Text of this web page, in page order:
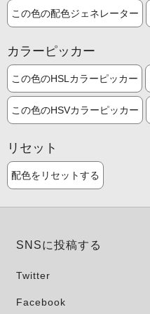
この色の配色ジェネレーター
カラーピッカー
この色のHSLカラーピッカー
この色のHSVカラーピッカー
リセット
配色をリセットする
SNSに投稿する
Twitter
Facebook